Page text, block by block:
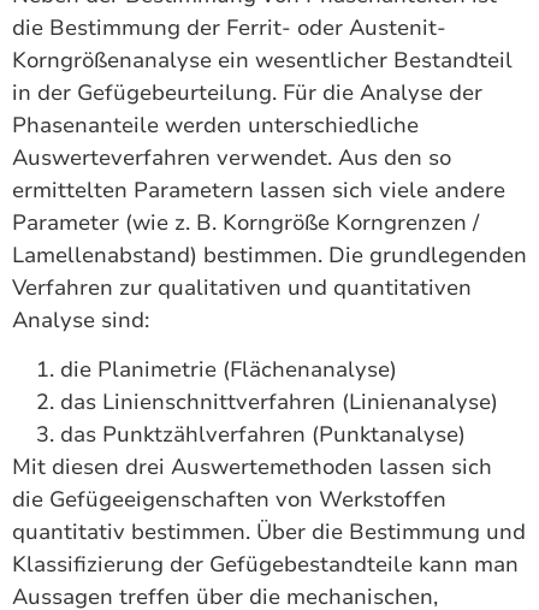
die Bestimmung der Ferrit- oder Austenit-
Korngrößenanalyse ein wesentlicher Bestandteil
in der Gefügebeurteilung. Für die Analyse der
Phasenanteile werden unterschiedliche
Auswerteverfahren verwendet. Aus den so
ermittelten Parametern lassen sich viele andere
Parameter (wie z. B. Korngröße Korngrenzen /
Lamellenabstand) bestimmen. Die grundlegenden
Verfahren zur qualitativen und quantitativen
Analyse sind:
die Planimetrie (Flächenanalyse)
das Linienschnittverfahren (Linienanalyse)
das Punktzählverfahren (Punktanalyse)
Mit diesen drei Auswertemethoden lassen sich
die Gefügeeigenschaften von Werkstoffen
quantitativ bestimmen. Über die Bestimmung und
Klassifizierung der Gefügebestandteile kann man
Aussagen treffen über die mechanischen,